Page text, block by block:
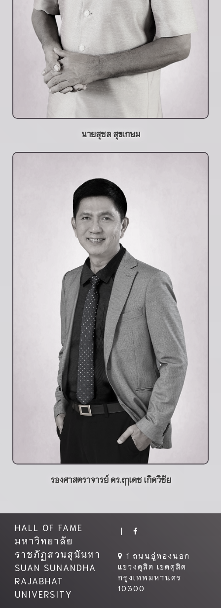
นายสุชล สุขเกษม
รองศาสตราจารย์ ดร.ฤๅเดช เกิดวิชัย
HALL OF FAME
มหาวิทยาลัย
ราชภัฏสวนสุนันทา
SUAN SUNANDHA
RAJABHAT
UNIVERSITY
|
1 ถนนอู่ทองนอก
แขวงดุสิต เขตดุสิต
กรุงเทพมหานคร
10300